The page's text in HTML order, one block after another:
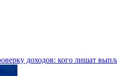
доходов: кого лишат